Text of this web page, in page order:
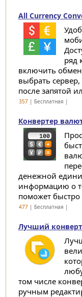
All Currency
ряд
включить
выбрать
после запятой
357| Бесплатная |
Конвертер
денежной
информацию о
поможет
477| Бесплатная |
Лучший
том числе
ручным